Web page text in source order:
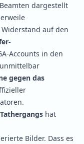
dargestellt
auf den
Accounts in den
gegen das
hat
Bilder. Dass es